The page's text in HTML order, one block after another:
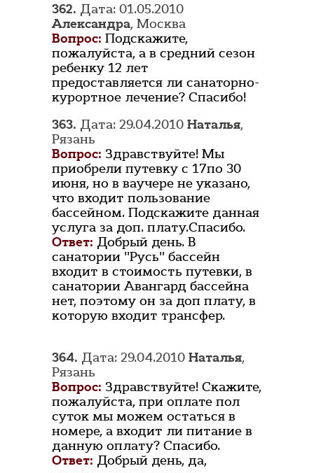
362. Дата: 01.05.2010
Александра, Москва
Вопрос: Подскажите,
пожалуйста, а в средний сезон
ребенку 12 лет
предоставляется ли санаторно-
курортное лечение? Спасибо!
363. Дата: 29.04.2010 Наталья,
Рязань
Вопрос: Здравствуйте! Мы
приобрели путевку с 17по 30
июня, но в ваучере не указано,
что входит пользование
бассейном. Подскажите данная
услуга за доп. плату.Спасибо.
Ответ: Добрый день. В
санатории "Русь" бассейн
входит в стоимость путевки, в
санатории Авангард бассейна
нет, поэтому он за доп плату, в
которую входит трансфер.
364. Дата: 29.04.2010 Наталья,
Рязань
Вопрос: Здравствуйте! Скажите,
пожалуйста, при оплате пол
суток мы можем остаться в
номере, а входит ли питание в
данную оплату? Спасибо.
Ответ: Добрый день, да,